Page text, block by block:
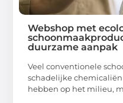
Webshop met
duurzame aanpak
Veel conventionele
schadelijke
hebben op het milieu,